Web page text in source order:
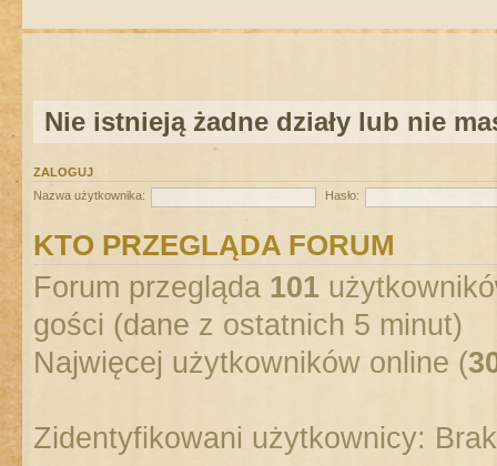
Nie istnieją żadne działy lub nie
ZALOGUJ
Nazwa użytkownika:
Hasło:
KTO PRZEGLĄDA FORUM
Forum przegląda 101
gości (dane z ostatnich 5 minut)
Najwięcej użytkowników online (
Zidentyfikowani użytkownicy: